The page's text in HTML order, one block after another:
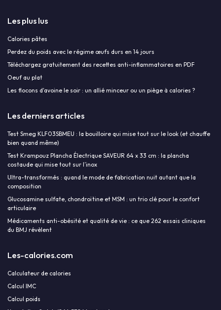
Les plus lus
Calories pâtes
Perdez du poids avec le régime œufs durs en 14 jours
Téléchargez gratuitement des recettes anti-inflammatoires en PDF
Oeuf au plat
Les flocons d'avoine le soir : un allié minceur ou un piège à calories ?
Les derniers articles
Test Smeg KLF03SBMEU : la bouilloire qui mise tout sur le look (et chauffe
bien quand même)
Test Krampouz Plancha Électrique SAVEUR 64 x 33 cm : la plancha
costaude qui mise tout sur l’inox
Ultra-transformés : quand le mode de fabrication nuit autant que la
composition
Glucosamine sulfate, chondroïtine et MSM : un trio clé pour le confort
articulaire
Médicaments anti-obésité et qualité de vie : ce que 262 essais cliniques
du BMJ révèlent
Les-calories.com
Calculateur de calories
Calcul IMC
Calcul poids